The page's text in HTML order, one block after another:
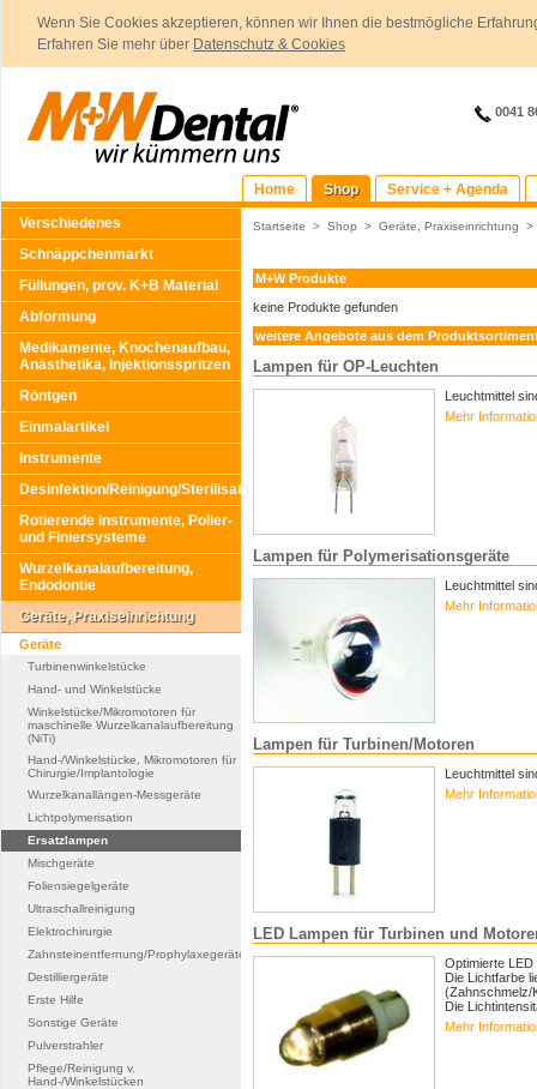
Wenn Sie Cookies akzeptieren, können wir Ihnen die bestmögliche
Erfahren Sie mehr über Datenschutz & Cookies
0041
Home Shop
Service + Agenda
Verschiedenes
Schnäppchenmarkt
Füllungen, prov. K+B Material
Abformung
Medikamente, Knochenaufbau,
Anästhetika, Injektionsspritzen
Röntgen
Einmalartikel
Instrumente
Desinfektion/Reinigung/Sterilisation
Rotierende Instrumente, Polier-
und Finiersysteme
Wurzelkanalaufbereitung,
Endodontie
Geräte, Praxiseinrichtung
Geräte
Turbinenwinkelstücke
Hand- und Winkelstücke
Winkelstücke/Mikromotoren für
maschinelle Wurzelkanalaufbereitung
(NiTi)
Hand-/Winkelstücke, Mikromotoren für
Chirurgie/Implantologie
Wurzelkanallängen-Messgeräte
Lichtpolymerisation
Ersatzlampen
Mischgeräte
Foliensiegelgeräte
Ultraschallreinigung
Elektrochirurgie
Zahnsteinentfernung/Prophylaxegeräte
Destilliergeräte
Erste Hilfe
Sonstige Geräte
Pulverstrahler
Pflege/Reinigung v.
Hand-/Winkelstücken
Startseite > Shop > Geräte, Praxiseinrichtung
M+W Produkte
keine Produkte gefunden
weitere Angebote aus dem
Lampen für OP-Leuchten
Leuchtmittel
Mehr
Lampen für Polymerisationsgeräte
Leuchtmittel
Mehr
Lampen für Turbinen/Motoren
Leuchtmittel
Mehr
LED Lampen für Turbinen und
Optimierte
Die Lichtfarbe
(Zahnschmelz/
Die
Mehr